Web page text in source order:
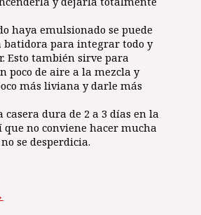
haya emulsionado se puede
batidora para integrar todo y
Esto también sirve para
poco de aire a la mezcla y
más liviana y darle más
casera dura de 2 a 3 días en la
que no conviene hacer mucha
se desperdicia.